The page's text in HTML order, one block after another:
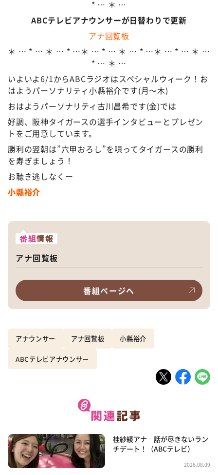
* … ＊ …
ABCテレビアナウンサーが日替わりで更新
アナ回覧板
＊ … * … ＊ … * …＊ … * … ＊ … * …＊ … * … ＊ …
* … ＊ …
いよいよ6/1からABCラジオはスペシャルウィーク！お
はようパーソナリティ小縣裕介です(月〜木)
おはようパーソナリティ古川昌希です(金)では
好調、阪神タイガースの選手インタビューとプレゼン
トをご用意しています。
勝利の翌朝は”六甲おろし”を唄ってタイガースの勝利
を寿ぎましょう！
お聴き逃しなくー
小縣裕介
番組情報
アナ回覧板
番組ページへ
アナウンサー アナ回覧板 小縣裕介
ABCテレビアナウンサー
桂紗綾アナ 話が尽きないラン
チデート！（ABCテレビ）
2026.08.09